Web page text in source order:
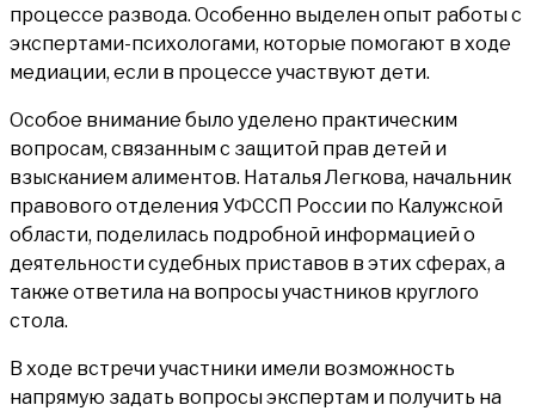
процессе развода. Особенно выделен опыт работы с
экспертами-психологами, которые помогают в ходе
медиации, если в процессе участвуют дети.
Особое внимание было уделено практическим
вопросам, связанным с защитой прав детей и
взысканием алиментов. Наталья Легкова, начальник
правового отделения УФССП России по Калужской
области, поделилась подробной информацией о
деятельности судебных приставов в этих сферах, а
также ответила на вопросы участников круглого
стола.
В ходе встречи участники имели возможность
напрямую задать вопросы экспертам и получить на